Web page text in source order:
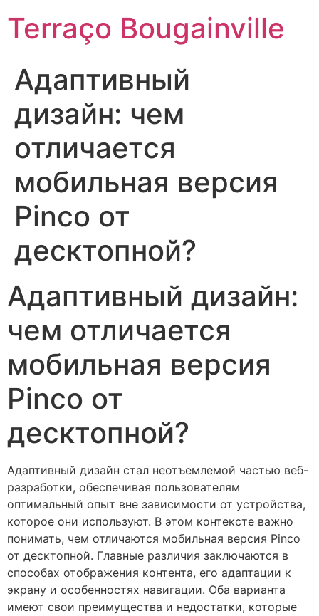
Terraço Bougainville
Адаптивный
дизайн: чем
отличается
мобильная версия
Pinco от
десктопной?
Адаптивный дизайн:
чем отличается
мобильная версия
Pinco от
десктопной?
Адаптивный дизайн стал неотъемлемой частью веб-
разработки, обеспечивая пользователям
оптимальный опыт вне зависимости от устройства,
которое они используют. В этом контексте важно
понимать, чем отличаются мобильная версия Pinco
от десктопной. Главные различия заключаются в
способах отображения контента, его адаптации к
экрану и особенностях навигации. Оба варианта
имеют свои преимущества и недостатки, которые